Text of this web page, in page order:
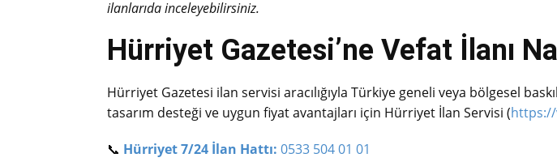
ilanlarıda inceleyebilirsiniz.
Hürriyet Gazetesi’ne Vefat İlanı
Hürriyet Gazetesi ilan servisi aracılığıyla Türkiye geneli veya bölgesel
tasarım desteği ve uygun fiyat avantajları için Hürriyet İlan Servisi (
📞 Hürriyet 7/24 İlan Hattı: 0533 504 01 01